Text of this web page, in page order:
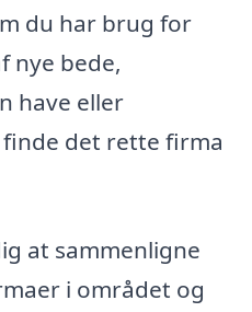
du har brug for
nye bede,
have eller
det rette firma
at sammenligne
i området og